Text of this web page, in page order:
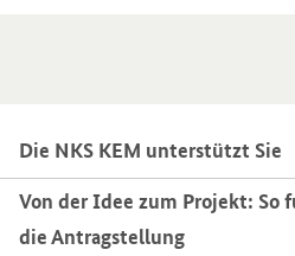
Die NKS KEM un­ter­stützt Sie
Von der Idee zum Pro­jekt: So
die An­trag­stel­lung